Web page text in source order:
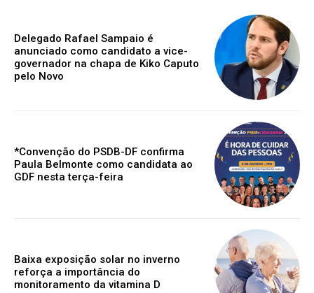
Delegado Rafael Sampaio é
anunciado como candidato a vice-
governador na chapa de Kiko Caputo
pelo Novo
*Convenção do PSDB-DF confirma
Paula Belmonte como candidata ao
GDF nesta terça-feira
Baixa exposição solar no inverno
reforça a importância do
monitoramento da vitamina D